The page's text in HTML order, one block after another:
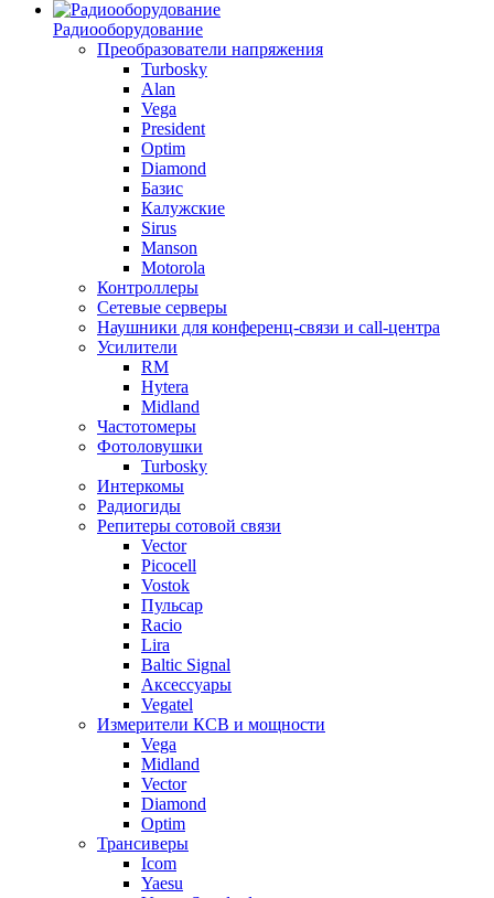
Радиооборудование
Преобразователи напряжения
Turbosky
Alan
Vega
President
Optim
Diamond
Базис
Калужские
Sirus
Manson
Motorola
Контроллеры
Сетевые серверы
Наушники для конференц-связи и call-центра
Усилители
RM
Hytera
Midland
Частотомеры
Фотоловушки
Turbosky
Интеркомы
Радиогиды
Репитеры сотовой связи
Vector
Picocell
Vostok
Пульсар
Racio
Lira
Baltic Signal
Аксессуары
Vegatel
Измерители КСВ и мощности
Vega
Midland
Vector
Diamond
Optim
Трансиверы
Icom
Yaesu